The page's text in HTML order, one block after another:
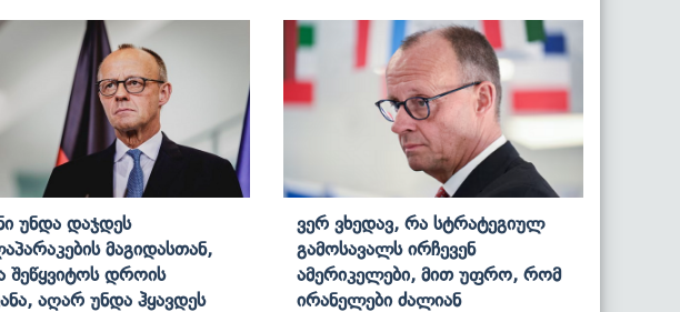
Უნდა Დაჯდეს
Მაგიდასთან,
Შეწყვიტოს Დროის
Აღარ Უნდა Ჰყავდეს
Ვერ Ვხედავ, Რა Სტრატეგიულ
Გამოსავალს Ირჩევენ
Ამერიკელები, Მით Უფრო, Რომ
Ირანელები Ძალიან